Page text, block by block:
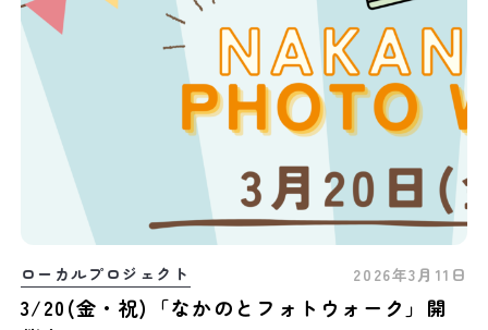
ローカルプロジェクト 2026年3月11日
3/20(金・祝)「なかのとフォトウォーク」開